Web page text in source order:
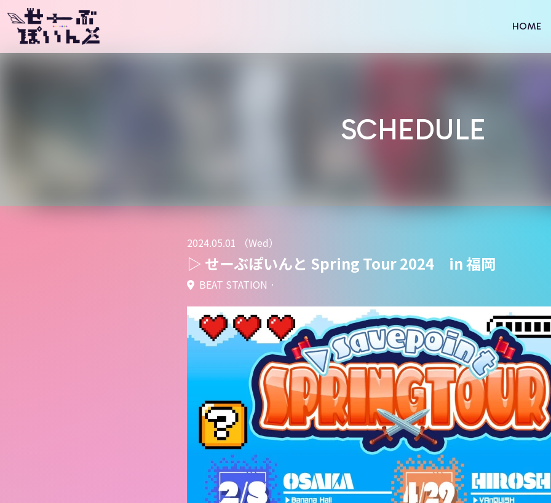
メインナビゲーション HOME
SCHEDULE
2024.05.01 （Wed）
▷ せーぶぽいんと Spring Tour 2024 in 福岡
BEAT STATION ·